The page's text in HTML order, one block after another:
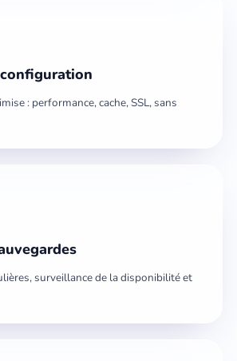
: performance, cache, SSL, sans
surveillance de la disponibilité et